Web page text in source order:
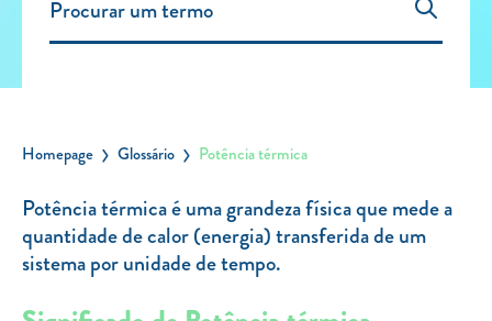
Carregar Fora de Casa
Leituras
Sobre nós
Contactos
FAQ
Blog
Homepage Glossário Potência térmica
Potência térmica é uma grandeza física que mede a
quantidade de calor (energia) transferida de um
sistema por unidade de tempo.